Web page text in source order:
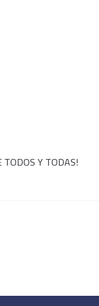
TODOS Y TODAS!